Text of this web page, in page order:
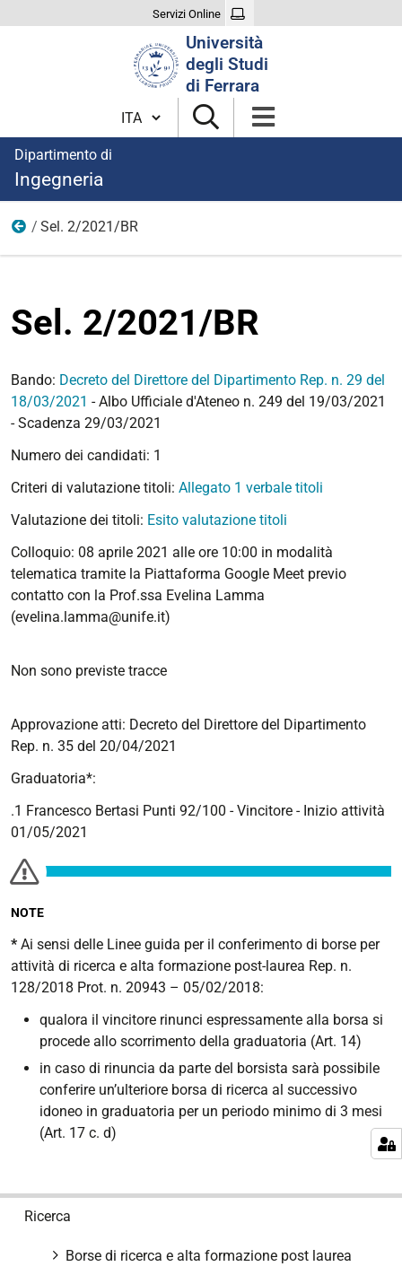
Servizi Online
Università
degli Studi
di Ferrara
Cambia lingua
Dipartimento di
Ingegneria
2021
Sel. 2/2021/BR
Sel. 2/2021/BR
Bando: Decreto del Direttore del Dipartimento Rep. n. 29 del
18/03/2021 - Albo Ufficiale d'Ateneo n. 249 del 19/03/2021
- Scadenza 29/03/2021
Numero dei candidati: 1
Criteri di valutazione titoli: Allegato 1 verbale titoli
Valutazione dei titoli: Esito valutazione titoli
Colloquio: 08 aprile 2021 alle ore 10:00 in modalità
telematica tramite la Piattaforma Google Meet previo
contatto con la Prof.ssa Evelina Lamma
(evelina.lamma@unife.it)
Non sono previste tracce
Approvazione atti: Decreto del Direttore del Dipartimento
Rep. n. 35 del 20/04/2021
Graduatoria*:
.1 Francesco Bertasi Punti 92/100 - Vincitore - Inizio attività
01/05/2021
NOTE
* Ai sensi delle Linee guida per il conferimento di borse per
attività di ricerca e alta formazione post-laurea Rep. n.
128/2018 Prot. n. 20943 – 05/02/2018:
qualora il vincitore rinunci espressamente alla borsa si
procede allo scorrimento della graduatoria (Art. 14)
in caso di rinuncia da parte del borsista sarà possibile
conferire un’ulteriore borsa di ricerca al successivo
idoneo in graduatoria per un periodo minimo di 3 mesi
(Art. 17 c. d)
Ricerca
Borse di ricerca e alta formazione post laurea